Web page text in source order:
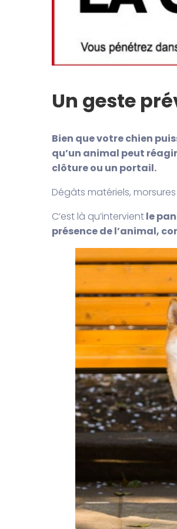
Un geste
Bien que votre chien
qu’un animal peut
clôture ou un portail.
Dégâts matériels,
C’est là qu’intervientle
présence de l’animal,